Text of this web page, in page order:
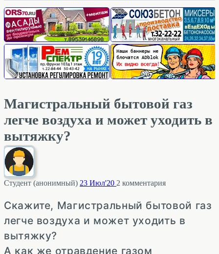
Магистральный бытовой газ
легче воздуха и может уходить в
вытяжку?
Студент (анонимный) 23 Июл'20 2 комментария
Скажите, Магистральный бытовой газ
легче воздуха и может уходить в
вытяжку?
А как же отравдение газом